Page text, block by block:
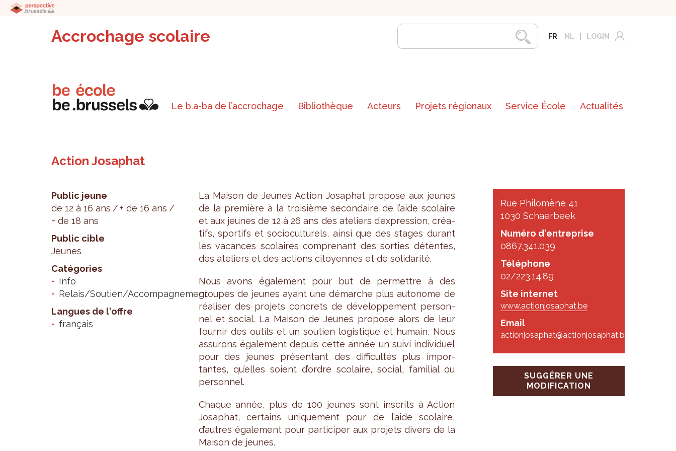
Accrochage scolaire FR NL LOGIN
Le b.a-ba de l’accrochage Bibliothèque Acteurs Projets régionaux Service École Actualités
Action Josaphat
Public jeune
de 12 à 16 ans
+ de 16 ans
+ de 18 ans
Public cible
Jeunes
Catégories
Info
Relais/Soutien/Accompagnement
Langues de l'offre
français
Rue Philomène 41
1030 Schaerbeek
Numéro d'entreprise
0867.341.039
Téléphone
02/223.14.89
Site internet
www.actionjosaphat.be
Email
actionjosaphat@actionjosaphat.be
SUGGÉRER UNE
MODIFICATION
La Mai­son de Jeunes Action Josa­phat pro­pose aux jeunes
de la pre­mière à la troi­sième secon­daire de l’aide sco­laire
et aux jeunes de 12 à 26 ans des ate­liers d’ex­pres­sion, créa­
tifs, spor­tifs et socio­cul­tu­rels, ainsi que des stages durant
les vacances sco­laires com­pre­nant des sor­ties détentes,
des ate­liers et des actions citoyennes et de soli­da­rité.
Nous avons éga­le­ment pour but de per­mettre à des
groupes de jeunes ayant une démarche plus auto­nome de
réa­li­ser des pro­jets concrets de déve­lop­pe­ment per­son­
nel et social. La Mai­son de Jeunes pro­pose alors de leur
four­nir des outils et un sou­tien logis­tique et humain. Nous
assu­rons éga­le­ment depuis cette année un suivi indi­vi­duel
pour des jeunes pré­sen­tant des dif­fi­cul­tés plus impor­
tantes, qu’elles soient d’ordre sco­laire, social, fami­lial ou
per­son­nel.
Chaque année, plus de 100 jeunes sont ins­crits à Action
Josa­phat, cer­tains uni­que­ment pour de l’aide sco­laire,
d’autres éga­le­ment pour par­ti­ci­per aux pro­jets divers de la
Mai­son de jeunes.